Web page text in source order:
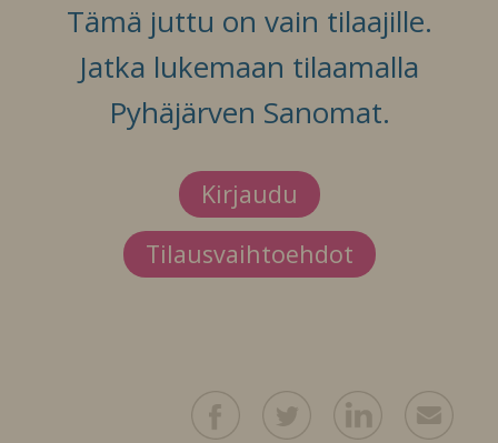
Tämä juttu on vain tilaajille.
Jatka lukemaan tilaamalla
Pyhäjärven Sanomat.
Kirjaudu
Tilausvaihtoehdot